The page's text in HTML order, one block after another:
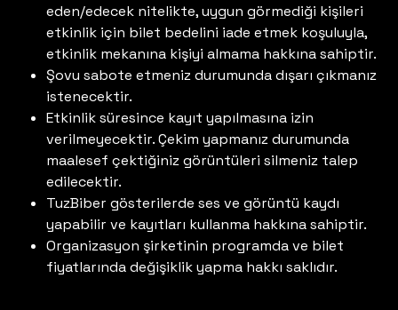
eden/edecek nitelikte, uygun görmediği kişileri
etkinlik için bilet bedelini iade etmek koşuluyla,
etkinlik mekanına kişiyi almama hakkına sahiptir.
Şovu sabote etmeniz durumunda dışarı çıkmanız
istenecektir.
Etkinlik süresince kayıt yapılmasına izin
verilmeyecektir. Çekim yapmanız durumunda
maalesef çektiğiniz görüntüleri silmeniz talep
edilecektir.
TuzBiber gösterilerde ses ve görüntü kaydı
yapabilir ve kayıtları kullanma hakkına sahiptir.
Organizasyon şirketinin programda ve bilet
fiyatlarında değişiklik yapma hakkı saklıdır.